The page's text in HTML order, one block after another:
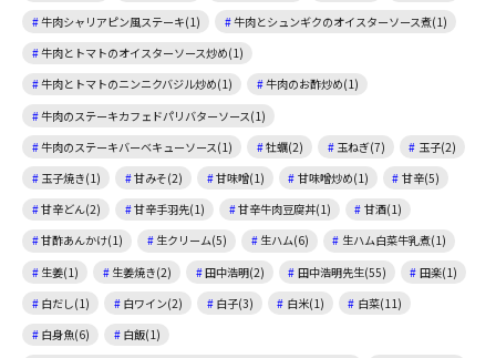
牛肉シャリアピン風ステーキ(1)
牛肉とシュンギクのオイスターソース煮(1)
牛肉とトマトのオイスターソース炒め(1)
牛肉とトマトのニンニクバジル炒め(1)
牛肉のお酢炒め(1)
牛肉のステーキカフェドパリバターソース(1)
牛肉のステーキバーベキューソース(1)
牡蠣(2) 玉ねぎ(7)
玉子(2)
玉子焼き(1)
甘みそ(2) 甘味噌(1) 甘味噌炒め(1)
甘辛(5)
甘辛どん(2)
甘辛手羽先(1) 甘辛牛肉豆腐丼(1)
甘酒(1)
甘酢あんかけ(1)
生クリーム(5) 生ハム(6)
生ハム白菜牛乳煮(1)
生姜(1)
生姜焼き(2) 田中浩明(2) 田中浩明先生(55)
田楽(1)
白だし(1)
白ワイン(2) 白子(3) 白米(1)
白菜(11)
白身魚(6)
白飯(1)